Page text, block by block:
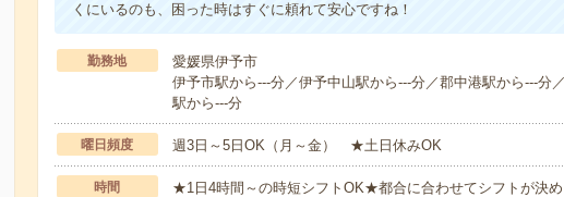
くにいるのも、困った時はすぐに頼れて安心ですね！
勤務地
愛媛県伊予市
伊予市駅から---分／伊予中山駅から---分／郡中港駅から---分
駅から---分
曜日頻度 週3日～5日OK（月～金） ★土日休みOK
時間
★1日4時間～の時短シフトOK★都合に合わせてシフトが決